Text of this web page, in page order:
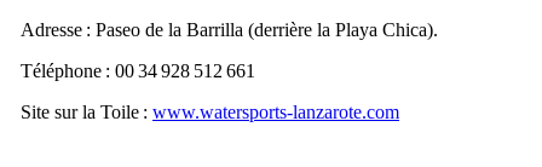
Adresse : Paseo de la Barrilla (derrière la Playa Chica).
Téléphone : 00 34 928 512 661
Site sur la Toile : www.watersports-lanzarote.com